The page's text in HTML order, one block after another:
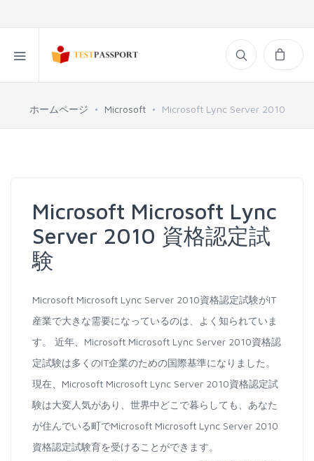
ホームページ Microsoft Microsoft Lync Server 2010
Microsoft Microsoft Lync
Server 2010 資格認定試
験
Microsoft Microsoft Lync Server 2010資格認定試験がIT
産業で大きな需要になっているのは、よく知られていま
す。 近年、Microsoft Microsoft Lync Server 2010資格認
定試験は多くのIT企業のための国際基準になりました。
現在、Microsoft Microsoft Lync Server 2010資格認定試
験は大変人気があり、世界中どこで暮らしても、あなた
が住んでいる町でMicrosoft Microsoft Lync Server 2010
資格認定試験育を受けることができます。